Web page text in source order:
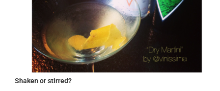
Shaken or stirred?